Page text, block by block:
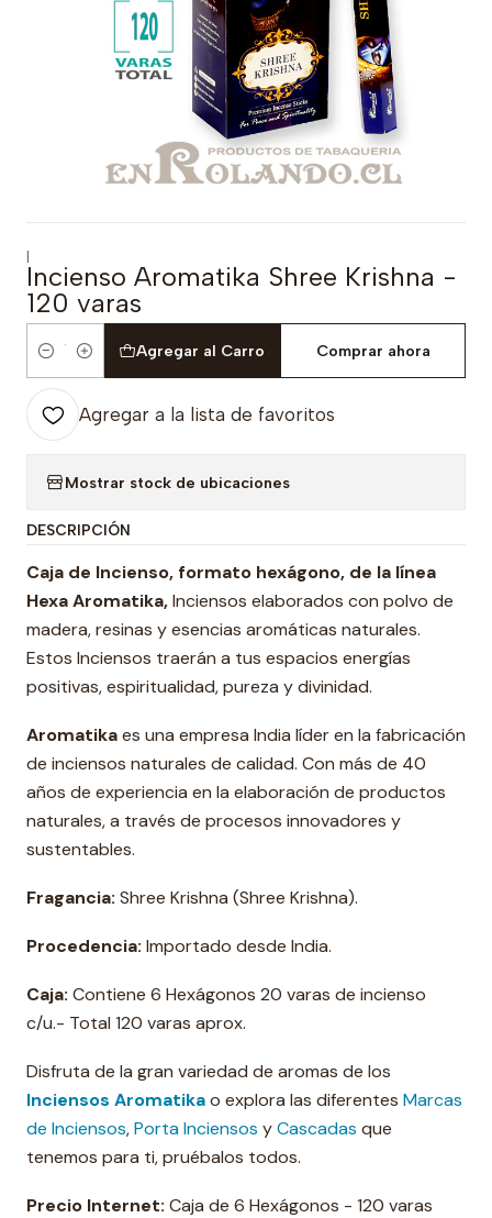
|
Incienso Aromatika Shree Krishna -
120 varas
Cantidad
Agregar al Carro Comprar ahora
Agregar a la lista de favoritos
Mostrar stock de ubicaciones
DESCRIPCIÓN
Caja de Incienso, formato hexágono, de la línea
Hexa Aromatika,Inciensos elaborados con polvo de
madera, resinas y esencias aromáticas naturales.
Estos Inciensos traerán a tus espacios energías
positivas, espiritualidad, pureza y divinidad.
Aromatikaes una empresa India líder en la fabricación
de inciensos naturales de calidad. Con más de 40
años de experiencia en la elaboración de productos
naturales, a través de procesos innovadores y
sustentables.
Fragancia: Shree Krishna (Shree Krishna).
Procedencia: Importado desde India.
Caja: Contiene 6 Hexágonos 20 varas de incienso
c/u.- Total 120 varas aprox.
Disfruta de la gran variedad de aromas de los
Inciensos Aromatikao explora las diferentes Marcas
de Inciensos,Porta Inciensos yCascadas que
tenemos para ti, pruébalos todos.
Precio Internet: Caja de 6 Hexágonos - 120 varas